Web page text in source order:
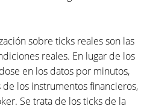
sobre ticks reales son las
reales. En lugar de los
en los datos por minutos,
de los instrumentos financieros,
Se trata de los ticks de la